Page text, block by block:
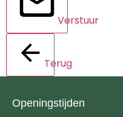
Verstuur
Terug
Openingstijden